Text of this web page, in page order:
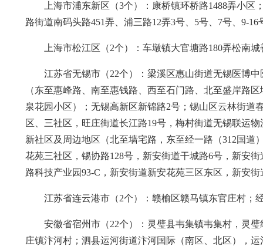
上海市浦东新区（3个）：康桥镇环桥路1488弄小
路街道南码头路451弄、浦三路12弄3号、5号、7号、9-16
上海市松江区（2个）：车墩镇大官塘路180弄松南
江苏省无锡市（22个）：梁溪区惠山街道无锡医博
（东至惠峰路、南至惠钱路、西至石门路、北至盛岸路
泉花园小区）；无锡高新区新锦路2号；锡山区云林街
区、三社区，旺庄街道长江路19号，梅村街道无锡联运
新社区及周边地区（北至墙宅路，东至经一路（312国
花苑三社区，锡协路128号，新安街道干城路6号，新安
路科技产业园93-C，新安街道新安花苑三区东区，新安
江苏省连云港市（2个）：赣榆区赣马镇东官庄村；
安徽省宿州市（22个）：灵璧县韦集镇韦集村，灵
庄镇汴河村；泗县运河街道汴河国际（南区、北区），